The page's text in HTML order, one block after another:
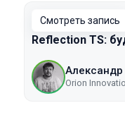
Смотреть запись
Reflection TS:
Orion